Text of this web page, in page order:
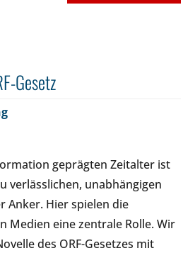
Gesetz
geprägten Zeitalter ist
verlässlichen, unabhängigen
Anker. Hier spielen die
Medien eine zentrale Rolle. Wir
des ORF-Gesetzes mit